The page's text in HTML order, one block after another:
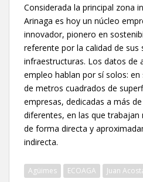
Considerada la principal zona
Arinaga es hoy un núcleo
innovador, pionero en
referente por la calidad de sus
infraestructuras. Los datos de
empleo hablan por sí solos:
de metros cuadrados de
empresas, dedicadas a más
diferentes, en las que trabajan
de forma directa y
indirecta.
Agüimes ECOAGA Juan